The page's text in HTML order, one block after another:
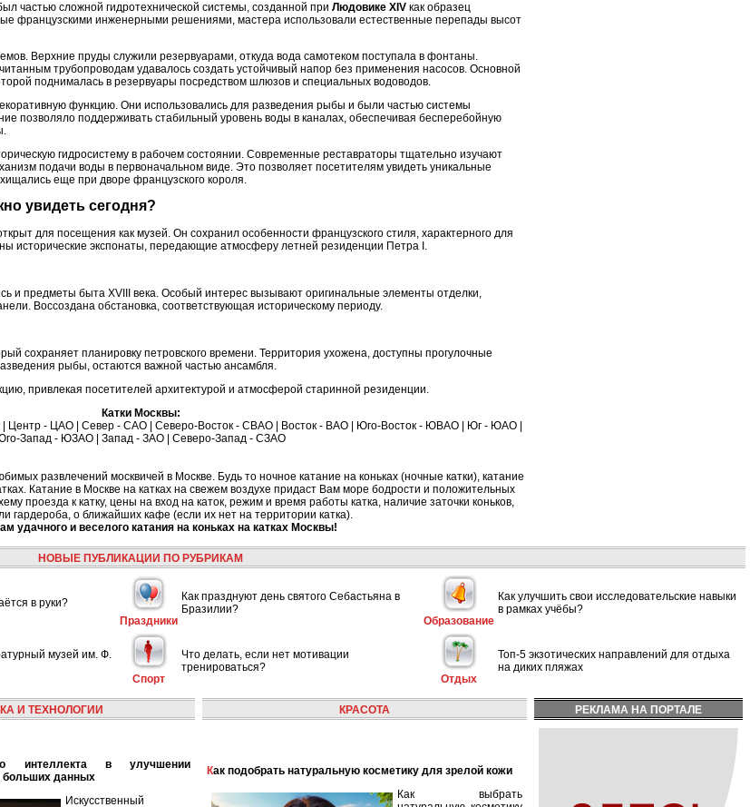
частью сложной гидротехнической системы, созданной при Людовике XIV как образец
французскими инженерными решениями, мастера использовали естественные перепады высот
Верхние пруды служили резервуарами, откуда вода самотеком поступала в фонтаны.
трубопроводам удавалось создать устойчивый напор без применения насосов. Основной
поднималась в резервуары посредством шлюзов и специальных водоводов.
функцию. Они использовались для разведения рыбы и были частью системы
позволяло поддерживать стабильный уровень воды в каналах, обеспечивая бесперебойную
гидросистему в рабочем состоянии. Современные реставраторы тщательно изучают
подачи воды в первоначальном виде. Это позволяет посетителям увидеть уникальные
еще при дворе французского короля.
увидеть сегодня?
для посещения как музей. Он сохранил особенности французского стиля, характерного для
исторические экспонаты, передающие атмосферу летней резиденции Петра I.
и предметы быта XVIII века. Особый интерес вызывают оригинальные элементы отделки,
Воссоздана обстановка, соответствующая историческому периоду.
сохраняет планировку петровского времени. Территория ухожена, доступны прогулочные
рыбы, остаются важной частью ансамбля.
привлекая посетителей архитектурой и атмосферой старинной резиденции.
Катки Москвы:
| Центр - ЦАО| Север - САО| Северо-Восток - СВАО| Восток - ВАО| Юго-Восток - ЮВАО| Юг - ЮАО|
Запад - ЮЗАО | Запад - ЗАО | Северо-Запад - СЗАО
развлечений москвичей в Москве. Будь то ночное катание на коньках (ночные катки), катание
Катание в Москве на катках на свежем воздухе придаст Вам море бодрости и положительных
проезда к катку, цены на вход на каток, режим и время работы катка, наличие заточки коньков,
гардероба, о ближайших кафе (если их нет на территории катка).
удачного и веселого катания на коньках на катках Москвы!
НОВЫЕ ПУБЛИКАЦИИ ПО РУБРИКАМ
в руки?
Праздники
Как празднуют день святого Себастьяна в
Бразилии?
Образование
Как улучшить свои исследовательские навыки
в рамках учёбы?
музей им. Ф.
Спорт
Что делать, если нет мотивации
тренироваться?
Отдых
Топ-5 экзотических направлений для отдыха
на диких пляжах
И ТЕХНОЛОГИИ
больших данных
Искусственный
КРАСОТА
Как подобрать натуральную косметику для зрелой кожи
Как выбрать
РЕКЛАМА НА ПОРТАЛЕ